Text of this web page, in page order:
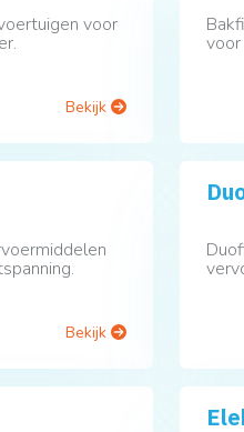
voor
Bekijk
voor
Bekijk